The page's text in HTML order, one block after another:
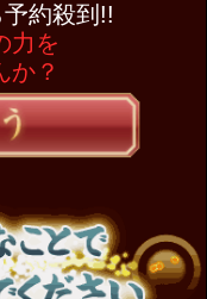
約殺到!!
力を
か？